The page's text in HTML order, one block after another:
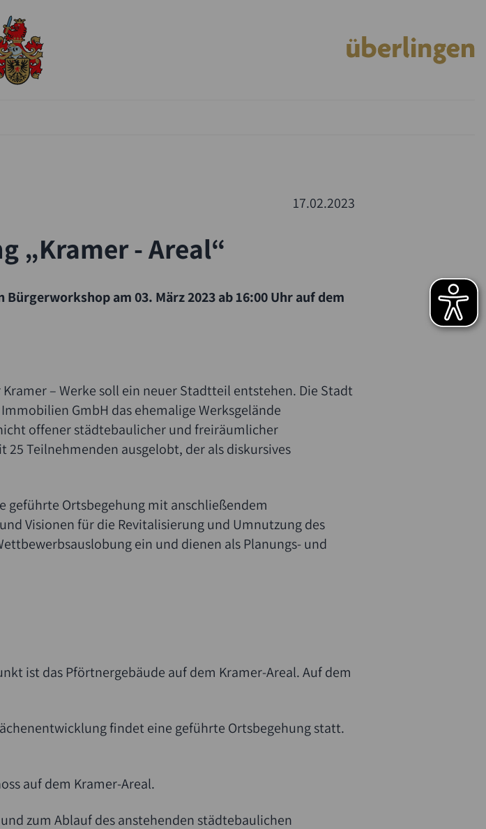
17.02.2023
„Kramer - Areal“
am 03. März 2023 ab 16:00 Uhr auf dem
– Werke soll ein neuer Stadtteil entstehen. Die Stadt
GmbH das ehemalige Werksgelände
offener städtebaulicher und freiräumlicher
Teilnehmenden ausgelobt, der als diskursives
geführte Ortsbegehung mit anschließendem
Visionen für die Revitalisierung und Umnutzung des
ein und dienen als Planungs- und
ist das Pförtnergebäude auf dem Kramer-Areal. Auf dem
findet eine geführte Ortsbegehung statt.
auf dem Kramer-Areal.
zum Ablauf des anstehenden städtebaulichen